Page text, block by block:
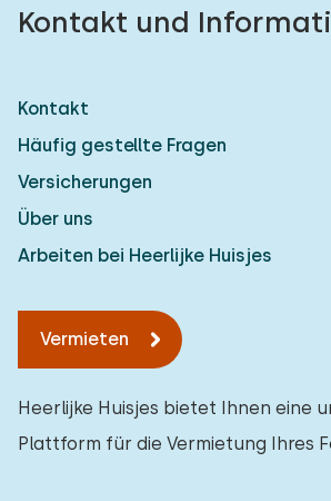
Kontakt und
Kontakt
Häufig gestellte Fragen
Versicherungen
Über uns
Arbeiten bei Heerlijke Huisjes
Vermieten
Heerlijke Huisjes bietet Ihnen eine
Plattform für die Vermietung Ihres